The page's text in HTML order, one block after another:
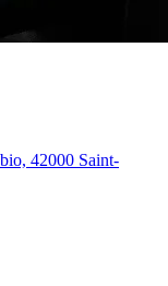
42000 Saint-